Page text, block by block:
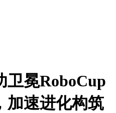
卫冕RoboCup
加速进化构筑